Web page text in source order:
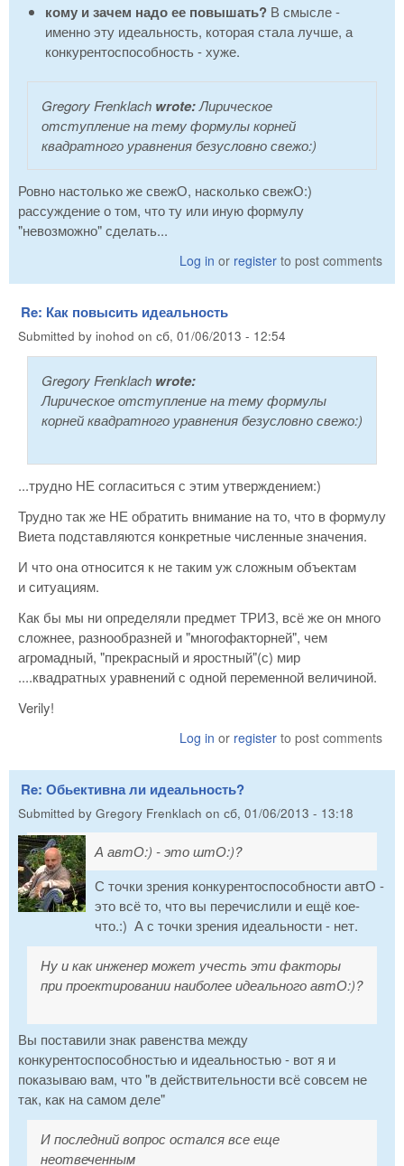
кому и зачем надо ее повышать? В смысле -
именно эту идеальность, которая стала лучше, а
конкурентоспособность - хуже.
Gregory Frenklach wrote:Лирическое
отступление на тему формулы корней
квадратного уравнения безусловно свежо:)
Ровно настолько же свежО, насколько свежО:)
рассуждение о том, что ту или иную формулу
"невозможно" сделать...
Log in or register to post comments
Re: Как повысить идеальность
Submitted by inohod on сб, 01/06/2013 - 12:54
Gregory Frenklach wrote:
Лирическое отступление на тему формулы
корней квадратного уравнения безусловно свежо:)
...трудно НЕ согласиться с этим утверждением:)
Трудно так же НЕ обратить внимание на то, что в формулу
Виета подставляются конкретные численные значения.
И что она относится к не таким уж сложным объектам
и ситуациям.
Как бы мы ни определяли предмет ТРИЗ, всё же он много
сложнее, разнообразней и "многофакторней", чем
агромадный, "прекрасный и яростный"(с) мир
....квадратных уравнений с одной переменной величиной.
Verily!
Log in or register to post comments
Re: Обьективна ли идеальность?
Submitted by Gregory Frenklach on сб, 01/06/2013 - 13:18
А автО:) - это штО:)?
С точки зрения конкурентоспособности автО -
это всё то, что вы перечислили и ещё кое-
что.:) А с точки зрения идеальности - нет.
Ну и как инженер может учесть эти факторы
при проектировании наиболее идеального автО:)?
Вы поставили знак равенства между
конкурентоспособностью и идеальностью - вот я и
показываю вам, что "в действительности всё совсем не
так, как на самом деле"
И последний вопрос остался все еще
неотвеченным